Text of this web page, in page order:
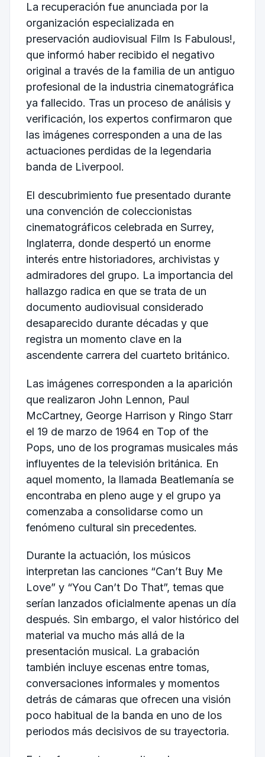
La recuperación fue anunciada por la
organización especializada en
preservación audiovisual Film Is Fabulous!,
que informó haber recibido el negativo
original a través de la familia de un antiguo
profesional de la industria cinematográfica
ya fallecido. Tras un proceso de análisis y
verificación, los expertos confirmaron que
las imágenes corresponden a una de las
actuaciones perdidas de la legendaria
banda de Liverpool.
El descubrimiento fue presentado durante
una convención de coleccionistas
cinematográficos celebrada en Surrey,
Inglaterra, donde despertó un enorme
interés entre historiadores, archivistas y
admiradores del grupo. La importancia del
hallazgo radica en que se trata de un
documento audiovisual considerado
desaparecido durante décadas y que
registra un momento clave en la
ascendente carrera del cuarteto británico.
Las imágenes corresponden a la aparición
que realizaron John Lennon, Paul
McCartney, George Harrison y Ringo Starr
el 19 de marzo de 1964 en Top of the
Pops, uno de los programas musicales más
influyentes de la televisión británica. En
aquel momento, la llamada Beatlemanía se
encontraba en pleno auge y el grupo ya
comenzaba a consolidarse como un
fenómeno cultural sin precedentes.
Durante la actuación, los músicos
interpretan las canciones “Can’t Buy Me
Love” y “You Can’t Do That”, temas que
serían lanzados oficialmente apenas un día
después. Sin embargo, el valor histórico del
material va mucho más allá de la
presentación musical. La grabación
también incluye escenas entre tomas,
conversaciones informales y momentos
detrás de cámaras que ofrecen una visión
poco habitual de la banda en uno de los
periodos más decisivos de su trayectoria.